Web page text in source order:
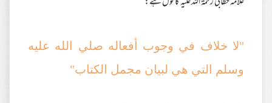
"لا خلاف في وجوب أفعاله صلي الله عليه
وسلم التي هي لبيان مجمل الكتاب"